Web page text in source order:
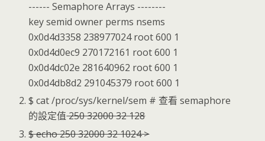
------ Semaphore Arrays --------
key semid owner perms nsems
0x0d4d3358 238977024 root 600 1
0x0d4d0ec9 270172161 root 600 1
0x0d4dc02e 281640962 root 600 1
0x0d4db8d2 291045379 root 600 1
$ cat /proc/sys/kernel/sem # 查看 semaphore
的設定值250 32000 32 128
$ echo 250 32000 32 1024 >